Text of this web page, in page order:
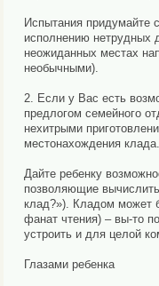
Испытания придумайте
исполнению нетрудных
неожиданных местах
необычными).
2. Если у Вас есть
предлогом семейного
нехитрыми
местонахождения
Дайте ребенку
позволяющие
клад?»). Кладом может
фанат чтения) – вы-то
устроить и для целой
Глазами ребенка